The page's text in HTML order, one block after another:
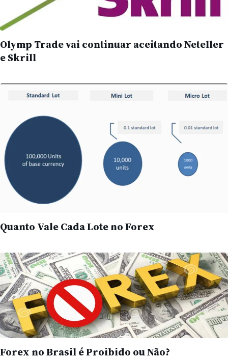
Olymp Trade vai continuar aceitando Neteller
e Skrill
Quanto Vale Cada Lote no Forex
Forex no Brasil é Proibido ou Não?